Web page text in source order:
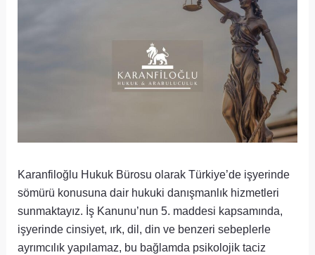
Karanfiloğlu Hukuk Bürosu olarak Türkiye’de işyerinde
sömürü konusuna dair hukuki danışmanlık hizmetleri
sunmaktayız. İş Kanunu’nun 5. maddesi kapsamında,
işyerinde cinsiyet, ırk, dil, din ve benzeri sebeplerle
ayrımcılık yapılamaz, bu bağlamda psikolojik taciz